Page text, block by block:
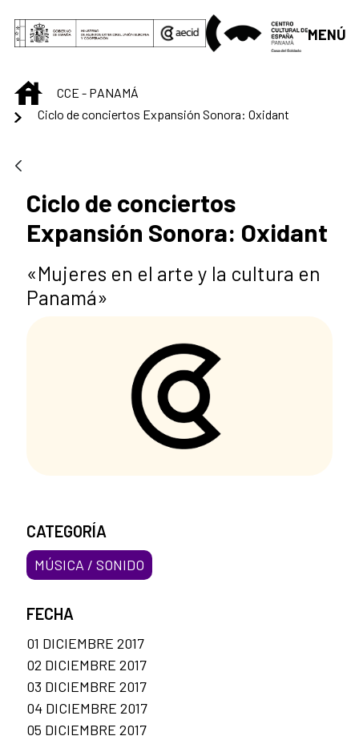
Saltar al contenido principal
MENÚ
INICIOCCE - PANAMÁ
Ciclo de conciertos Expansión Sonora: Oxidant
Ciclo de conciertos
Expansión Sonora: Oxidant
«Mujeres en el arte y la cultura en
Panamá»
CATEGORÍA
MÚSICA / SONIDO
FECHA
01 DICIEMBRE 2017
02 DICIEMBRE 2017
03 DICIEMBRE 2017
04 DICIEMBRE 2017
05 DICIEMBRE 2017